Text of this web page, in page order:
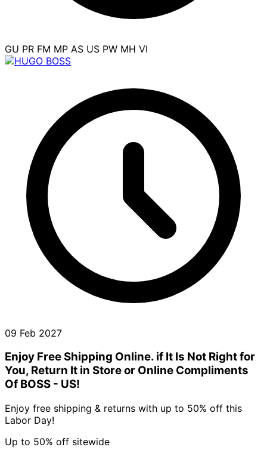
GU PR FM MP AS US PW MH VI
09 Feb 2027
Enjoy Free Shipping Online. if It Is Not Right for
You, Return It in Store or Online Compliments
Of BOSS - US!
Enjoy free shipping & returns with up to 50% off this
Labor Day!
Up to 50% off sitewide